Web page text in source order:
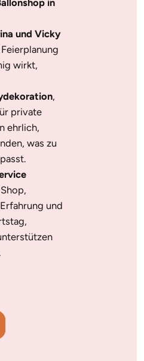
in
und Vicky
wirkt,
,
private
ehrlich,
was zu
und